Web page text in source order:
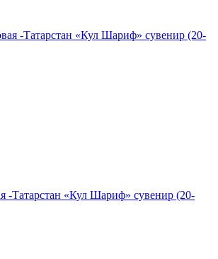
-Татарстан «Кул Шариф» сувенир (20-